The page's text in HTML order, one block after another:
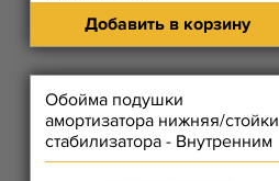
Добавить в корзину
Обойма подушки
амортизатора нижняя/стойки
стабилизатора - Внутренним
Ф 12,8 мм